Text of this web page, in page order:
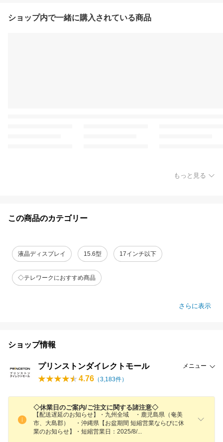
ショップ内で一緒に購入されている商品
もっと見る
この商品のカテゴリー
液晶ディスプレイ 15.6型 17インチ以下
◇テレワークにおすすめ商品
さらに表示
ショップ情報
プリンストンダイレクトモール メニュー
4.76 （3,183件）
◇休業日のご案内/ご注文に関する諸注意◇
【配送遅延のお知らせ】・九州全域 ・鹿児島県（奄美
市、大島郡） ・沖縄県【お盆期間 短縮営業ならびに休
業のお知らせ】・短縮営業日：2025/8/